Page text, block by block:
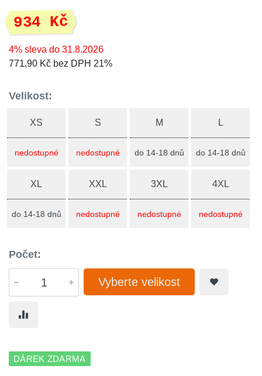
934 Kč
4% sleva do 31.8.2026
771,90 Kč bez DPH 21%
Velikost:
XS
nedostupné
S
nedostupné
M
do 14-18 dnů
L
do 14-18 dnů
XL
do 14-18 dnů
XXL
nedostupné
3XL
nedostupné
4XL
nedostupné
Počet:
Vyberte velikost
DÁREK ZDARMA